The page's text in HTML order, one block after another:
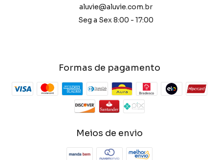
aluvie@aluvie.com.br
Seg a Sex 8:00 - 17:00
Formas de pagamento
Meios de envio